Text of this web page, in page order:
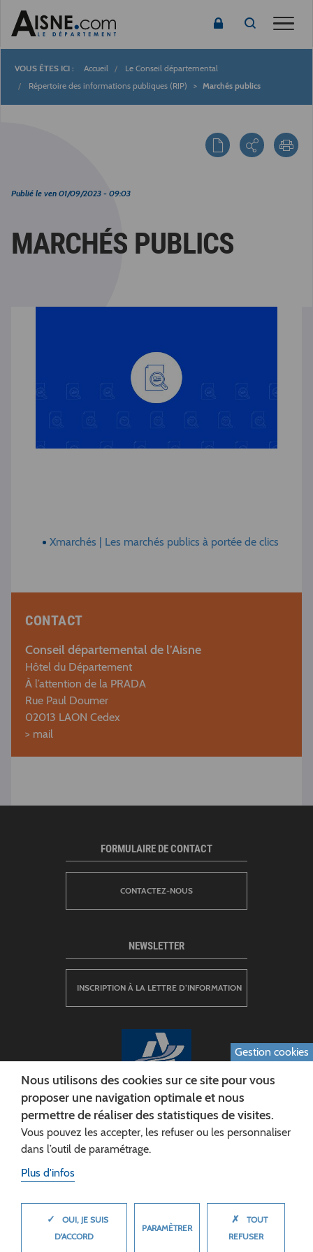
Fil
Accueil
Le Conseil départemental
Répertoire des informations publiques (RIP)
Marchés publics
Publié le ven 01/09/2023 - 09:03
MARCHÉS PUBLICS
Xmarchés | Les marchés publics à portée de clics
CONTACT
Conseil départemental de l’Aisne
Hôtel du Département
À l’attention de la PRADA
Rue Paul Doumer
02013 LAON Cedex
> mail
CONSEIL DÉPARTEMENTAL DE L'AISNE
Siège :
FORMULAIRE DE CONTACT
CONTACTEZ-NOUS
NEWSLETTER
INSCRIPTION À LA LETTRE D’INFORMATION
Gestion cookies
Nous utilisons des cookies sur ce site pour vous
proposer une navigation optimale et nous
permettre de réaliser des statistiques de visites.
Vous pouvez les accepter, les refuser ou les personnaliser
dans l’outil de paramétrage.
Plus d'infos
✓
OUI, JE SUIS
D'ACCORD
PARAMÈTRER
✗
TOUT
REFUSER
MASQUER